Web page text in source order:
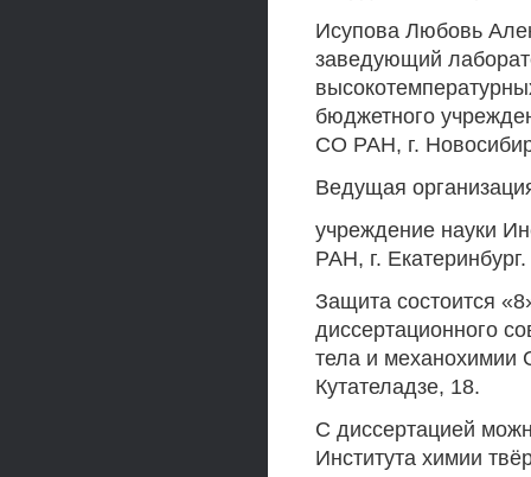
Исупова Любовь
заведующий
бюджетного
СО РАН, г.
Ведущая
учреждение науки
РАН, г. Екатеринбург.
Защита состоится
диссертационного
тела и механохимии
Кутателадзе, 18.
С диссертацией
Института химии